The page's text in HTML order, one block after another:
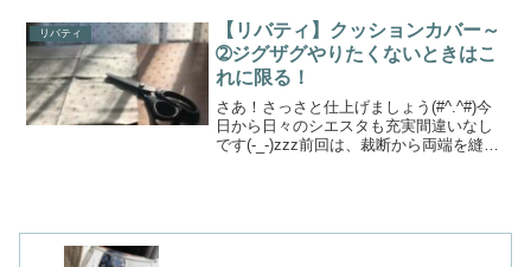
ラワーコースターとティーカップコース
ターを作ります型紙(T_T)...
リバティ
【リバティ】クッションカバー～
➁ジグザグやりたくないときはこ
れに限る！
さあ！さっさと仕上げましょう(#^.^#)今
日から日々のシエスタも充実間違いなし
です(-_-)zzz前回は、裁断から両端を縫っ